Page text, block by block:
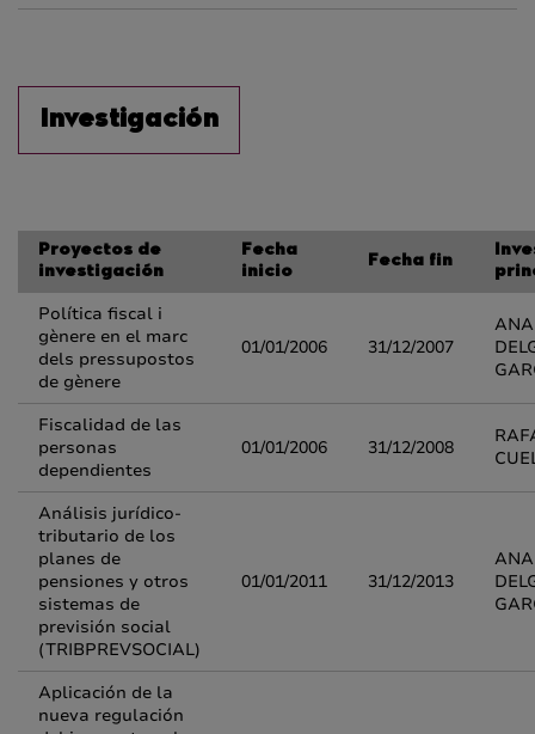
Investigación
Proyectos de
investigación
Fecha
inicio
Fecha fin
Política fiscal i
gènere en el marc
dels pressupostos
de gènere
01/01/2006 31/12/2007
Fiscalidad de las
personas
dependientes
01/01/2006 31/12/2008
Análisis jurídico-
tributario de los
planes de
pensiones y otros
sistemas de
previsión social
(TRIBPREVSOCIAL)
01/01/2011 31/12/2013
Aplicación de la
nueva regulación